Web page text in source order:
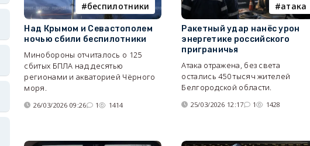
беспилотники
Над Крымом и Севастополем
ночью сбили беспилотники
Минобороны отчиталось о 125
сбитых БПЛА над десятью
регионами и акваторией Чёрного
моря.
26/03/2026 09:26 1 1414
атака
Ракетный удар нанёс урон
энергетике российского
приграничья
Атака отражена, без света
остались 450 тысяч жителей
Белгородской области.
25/03/2026 12:17 1 1428